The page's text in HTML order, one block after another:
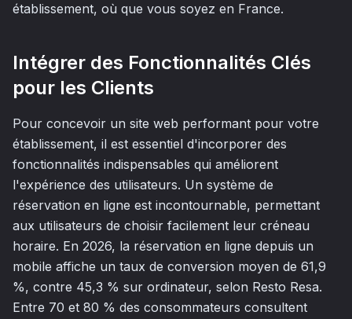
établissement, où que vous soyez en France.
Intégrer des Fonctionnalités Clés
pour les Clients
Pour concevoir un site web performant pour votre
établissement, il est essentiel d'incorporer des
fonctionnalités indispensables qui améliorent
l'expérience des utilisateurs. Un système de
réservation en ligne est incontournable, permettant
aux utilisateurs de choisir facilement leur créneau
horaire. En 2026, la réservation en ligne depuis un
mobile affiche un taux de conversion moyen de 61,9
%, contre 45,3 % sur ordinateur, selon Resto Resa.
Entre 70 et 80 % des consommateurs consultent